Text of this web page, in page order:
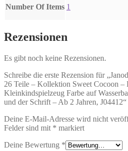
Number Of Items 1
Rezensionen
Es gibt noch keine Rezensionen.
Schreibe die erste Rezension für
26 Teile – Kollektion Sweet Cocoon –
Kleinkindspielzeug Farbe auf
und der Schrift – Ab 2 Jahren, J04412“
Deine E-Mail-Adresse wird nicht
Felder sind mit * markiert
Deine Bewertung *